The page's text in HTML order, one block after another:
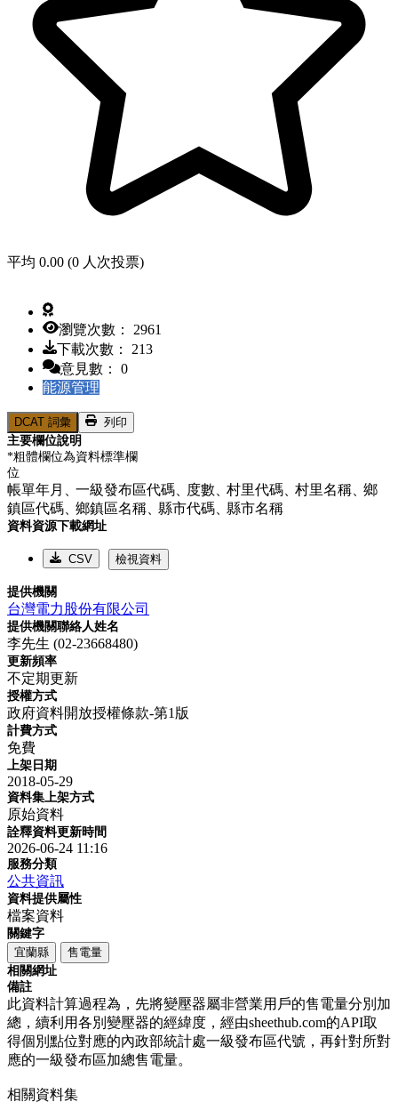
平均 0.00 (0 人次投票)
瀏覽次數： 2961
下載次數： 213
意見數： 0
能源管理
DCAT 詞彙
列印
主要欄位說明
*粗體欄位為資料標準欄
位
帳單年月、一級發布區代碼、度數、村里代碼、村里名稱、鄉
鎮區代碼、鄉鎮區名稱、縣市代碼、縣市名稱
資料資源下載網址
CSV 檢視資料
提供機關
台灣電力股份有限公司
提供機關聯絡人姓名
李先生 (02-23668480)
更新頻率
不定期更新
授權方式
政府資料開放授權條款-第1版
計費方式
免費
上架日期
2018-05-29
資料集上架方式
原始資料
詮釋資料更新時間
2026-06-24 11:16
服務分類
公共資訊
資料提供屬性
檔案資料
關鍵字
宜蘭縣
售電量
相關網址
備註
此資料計算過程為，先將變壓器屬非營業用戶的售電量分別加
總，續利用各別變壓器的經緯度，經由sheethub.com的API取
得個別點位對應的內政部統計處一級發布區代號，再針對所對
應的一級發布區加總售電量。
相關資料集